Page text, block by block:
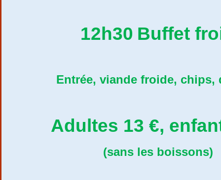
12h30 Buffet
Entrée, viande froide, chips,
Adultes 13 €,
(sans les boissons)